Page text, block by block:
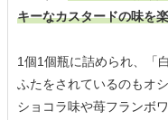
キーなカスタードの味を
1個1個瓶に詰められ、「
ふたをされているのもオ
ショコラ味や苺フランボ